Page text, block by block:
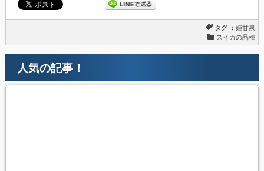
タグ ：姫甘泉
スイカの品種
人気の記事！